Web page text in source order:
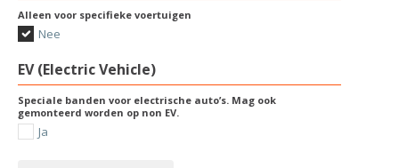
Alleen voor specifieke voertuigen
Nee
EV (Electric Vehicle)
Speciale banden voor electrische auto’s. Mag ook
gemonteerd worden op non EV.
Ja